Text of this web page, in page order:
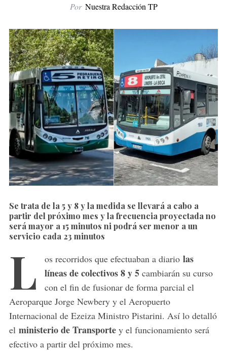
Por Nuestra Redacción TP
Se trata de la 5 y 8 y la medida se llevará a cabo a
partir del próximo mes y la frecuencia proyectada no
será mayor a 15 minutos ni podrá ser menor a un
servicio cada 23 minutos
L os recorridos que efectuaban a diario las
líneas de colectivos 8 y 5cambiarán su curso
con el fin de fusionar de forma parcial el
Aeroparque Jorge Newbery y el Aeropuerto
Internacional de Ezeiza Ministro Pistarini. Así lo detalló
el ministerio de Transportey el funcionamiento será
efectivo a partir del próximo mes.